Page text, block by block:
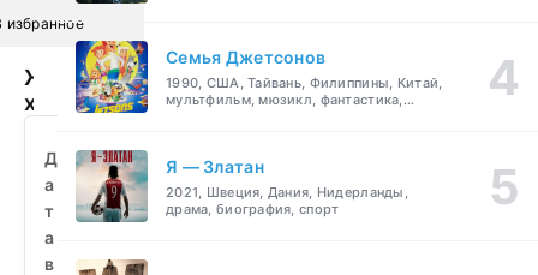
избранное
Железная
хватка
смотреть
бесплатно
Д
а
т
а
в
Семья Джетсонов
1990, США, Тайвань, Филиппины, Китай,
мультфильм, мюзикл, фантастика,
Я — Златан
2021, Швеция, Дания, Нидерланды,
драма, биография, спорт